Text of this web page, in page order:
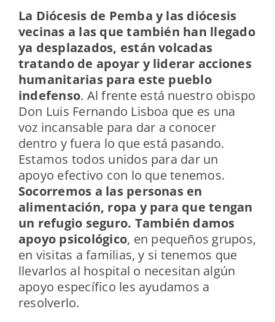
La Diócesis de Pemba y las diócesis
vecinas a las que también han llegado
ya desplazados, están volcadas
tratando de apoyar y liderar acciones
humanitarias para este pueblo
indefenso. Al frente está nuestro obispo
Don Luis Fernando Lisboa que es una
voz incansable para dar a conocer
dentro y fuera lo que está pasando.
Estamos todos unidos para dar un
apoyo efectivo con lo que tenemos.
Socorremos a las personas en
alimentación, ropa y para que tengan
un refugio seguro. También damos
apoyo psicológico, en pequeños grupos,
en visitas a familias, y si tenemos que
llevarlos al hospital o necesitan algún
apoyo específico les ayudamos a
resolverlo.